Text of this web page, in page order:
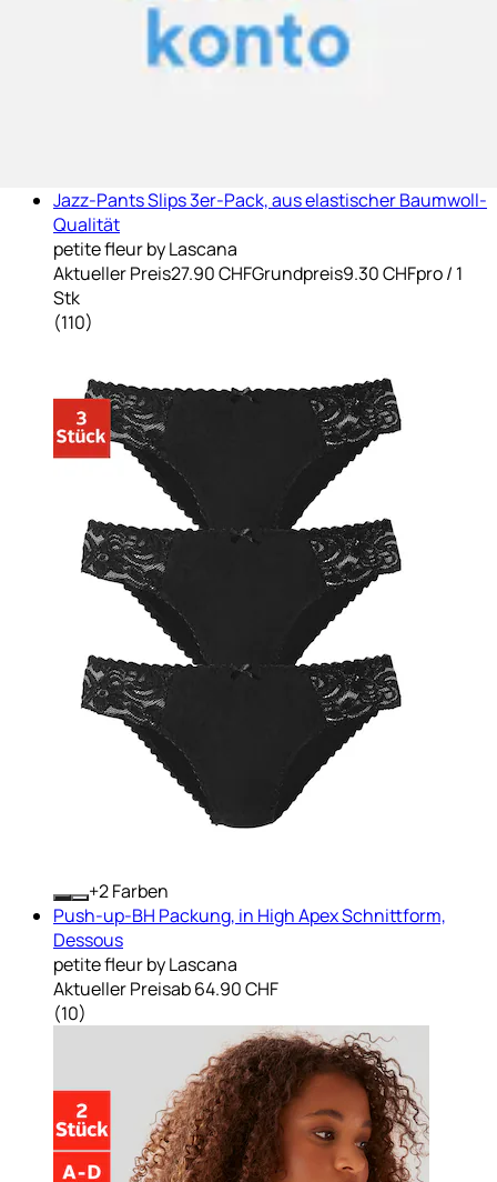
Jazz-Pants Slips 3er-Pack, aus elastischer Baumwoll-
Qualität
petite fleur by Lascana
Aktueller Preis27.90 CHFGrundpreis9.30 CHFpro/ 1
Stk
(110)
+ Farben
Push-up-BH Packung, in High Apex Schnittform,
Dessous
petite fleur by Lascana
Aktueller Preisab64.90 CHF
(10)